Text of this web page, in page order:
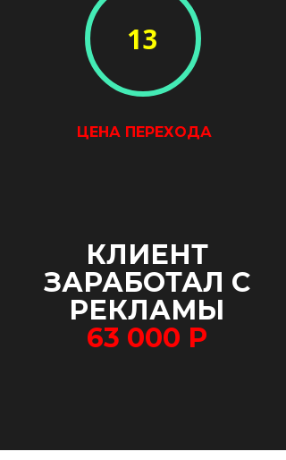
КЛИЕНТ
ЗАРАБОТАЛ С
РЕКЛАМЫ
63 000 Р
ЦЕНА ПЕРЕХОДА
13